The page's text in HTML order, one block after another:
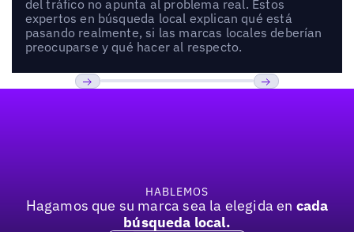
del tráfico no apunta al problema real. Estos
expertos en búsqueda local explican qué está
pasando realmente, si las marcas locales deberían
preocuparse y qué hacer al respecto.
HABLEMOS
Hagamos que su marca sea la elegida en cada
búsqueda local.